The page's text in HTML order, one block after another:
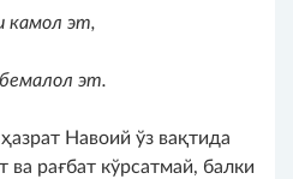
камол эт,
эт.
Навоий ўз вақтида
ва рағбат кўрсатмай, балки